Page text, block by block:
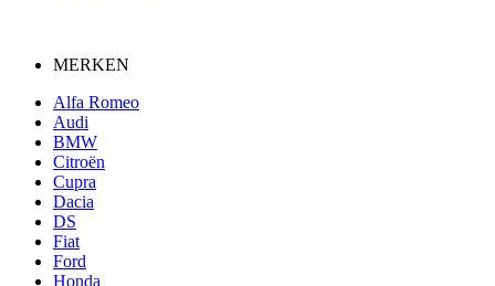
MERKEN
Alfa Romeo
Audi
BMW
Citroën
Cupra
Dacia
DS
Fiat
Ford
Honda